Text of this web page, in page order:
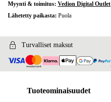
Myynti & toimitus: Vedion Digital Outlet
Lähetetty paikasta: Puola
Turvalliset maksut
Tuoteominaisuudet